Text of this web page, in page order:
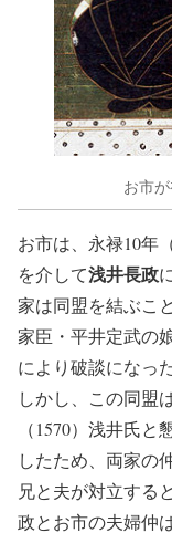
お市
お市は、永禄10年
を介して浅井長政
家は同盟を結ぶこ
家臣・平井定武の
により破談になっ
しかし、この同盟
（1570）浅井氏
したため、両家の
兄と夫が対立する
政とお市の夫婦仲